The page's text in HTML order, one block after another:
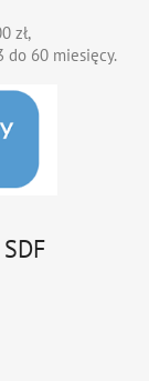
zł,
do 60 miesięcy.